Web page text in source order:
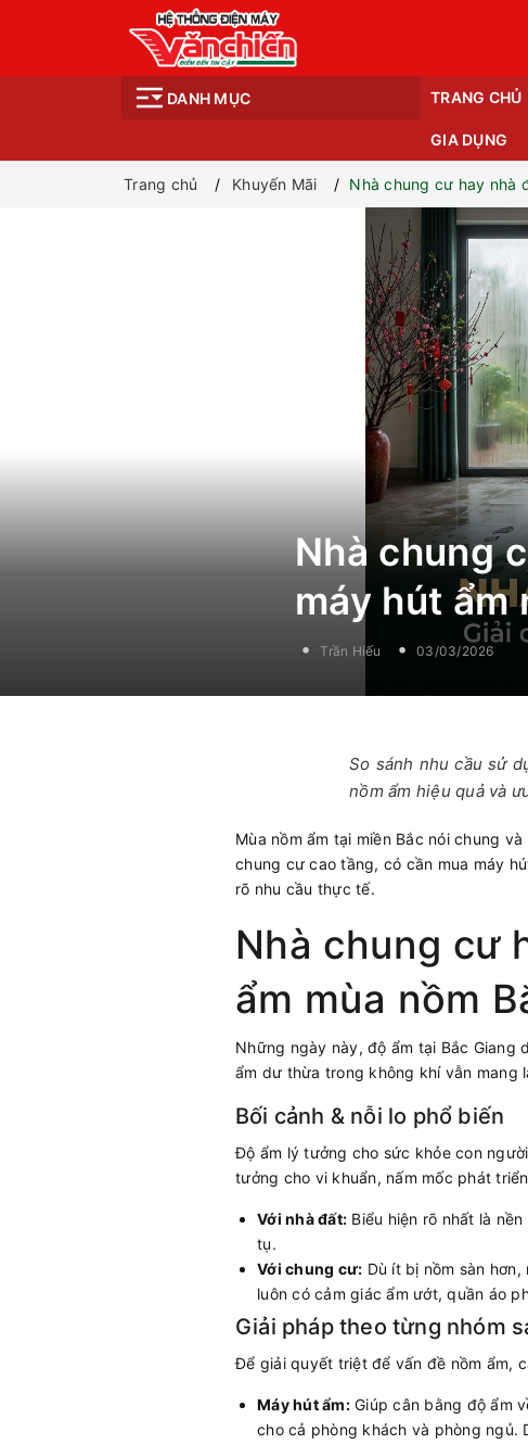
DANH MỤC TRANG CHỦ
GIA DỤNG
Trang chủ Khuyến Mãi Nhà chung cư hay nhà
Nhà chung
máy hút ẩm
Trần Hiếu 03/03/2026
So sánh nhu cầu sử
nồm ẩm hiệu quả và
Mùa nồm ẩm tại miền Bắc nói chung
chung cư cao tầng, có cần mua máy
rõ nhu cầu thực tế.
Nhà chung cư
ẩm mùa nồm
Những ngày này, độ ẩm tại Bắc Giang
ẩm dư thừa trong không khí vẫn mang
Bối cảnh & nỗi lo phổ biến
Độ ẩm lý tưởng cho sức khỏe con
tưởng cho vi khuẩn, nấm mốc phát
Với nhà đất: Biểu hiện rõ nhất là
tụ.
Với chung cư: Dù ít bị nồm sàn
luôn có cảm giác ẩm ướt, quần áo
Giải pháp theo từng nhóm
Để giải quyết triệt để vấn đề nồm ẩm,
Máy hút ẩm:Giúp cân bằng độ ẩm
cho cả phòng khách và phòng ngủ.